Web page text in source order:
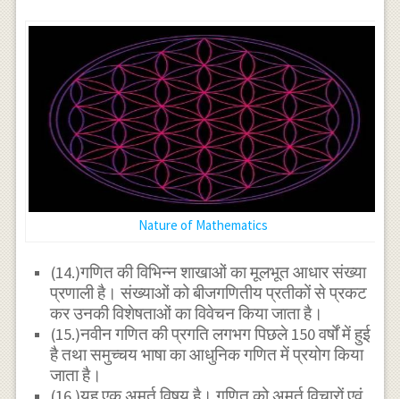
Nature of Mathematics
(14.)गणित की विभिन्न शाखाओं का मूलभूत आधार संख्या
प्रणाली है। संख्याओं को बीजगणितीय प्रतीकों से प्रकट
कर उनकी विशेषताओं का विवेचन किया जाता है।
(15.)नवीन गणित की प्रगति लगभग पिछले 150 वर्षों में हुई
है तथा समुच्चय भाषा का आधुनिक गणित में प्रयोग किया
जाता है।